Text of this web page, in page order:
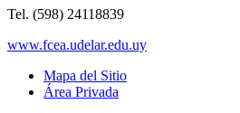
Tel. (598) 24118839
www.fcea.udelar.edu.uy
Mapa del Sitio
Área Privada